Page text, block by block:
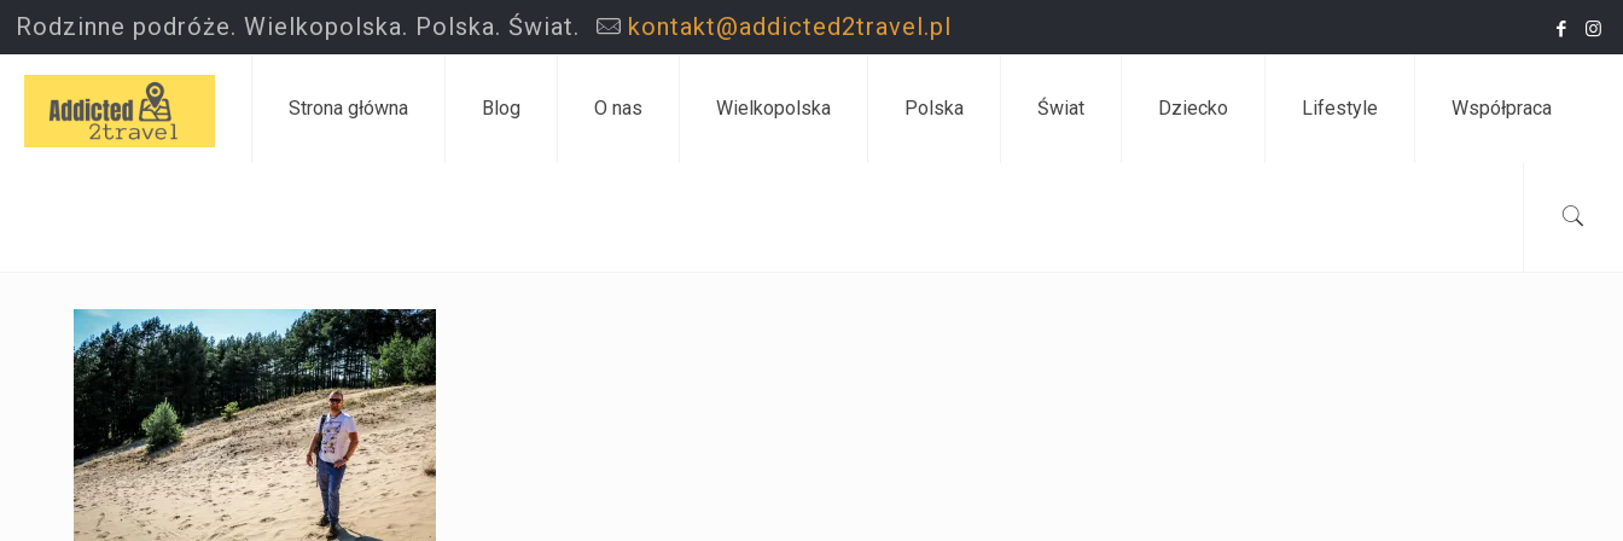
Rodzinne podróże. Wielkopolska. Polska. Świat. kontakt@addicted2travel.pl
Strona główna Blog O nas Wielkopolska Polska Świat Dziecko Lifestyle Współpraca